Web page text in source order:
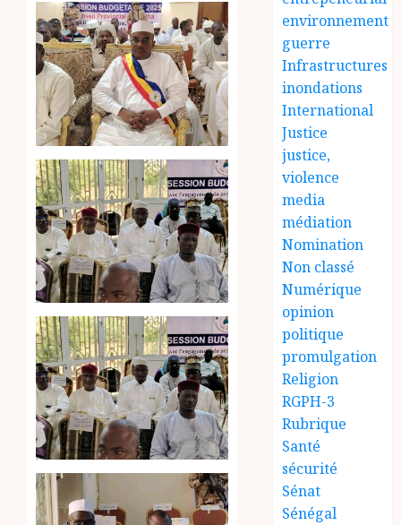
environnement
guerre
Infrastructures
inondations
International
Justice
justice,
violence
media
médiation
Nomination
Non classé
Numérique
opinion
politique
promulgation
Religion
RGPH-3
Rubrique
Santé
sécurité
Sénat
Sénégal